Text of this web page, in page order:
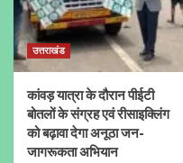
उत्तराखंड
कांवड़ यात्रा के दौरान पीईटी
बोतलों के संग्रह एवं रीसाइक्लिंग
को बढ़ावा देगा अनूठा जन-
जागरूकता अभियान